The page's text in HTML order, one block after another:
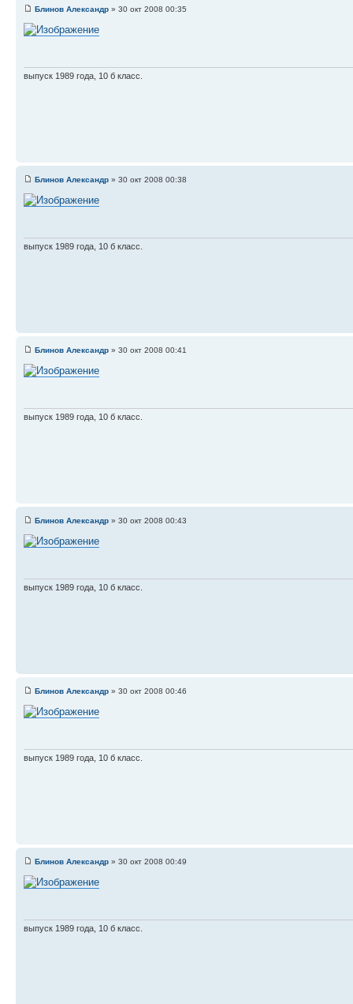
Блинов Александр » 30 окт 2008 00:35
выпуск 1989 года, 10 б класс.
Блинов Александр » 30 окт 2008 00:38
выпуск 1989 года, 10 б класс.
Блинов Александр » 30 окт 2008 00:41
выпуск 1989 года, 10 б класс.
Блинов Александр » 30 окт 2008 00:43
выпуск 1989 года, 10 б класс.
Блинов Александр » 30 окт 2008 00:46
выпуск 1989 года, 10 б класс.
Блинов Александр » 30 окт 2008 00:49
выпуск 1989 года, 10 б класс.